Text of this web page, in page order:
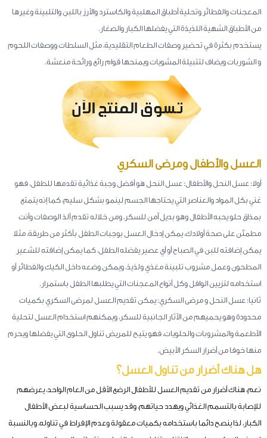
المعجنات والفطائر وتحلية أطباق المهلبية والكاسترد والأرز باللبن والتلبينة وغيرها
من الأطباق الشهية اللذيذة التي يفضلها الكبار والصغار.
يستخدم بكثرة في تحضير وصفات الطعام التقليدية، مثل السلطات ووصفات اللحوم
و الشوربات ويضاف لتتبيلة المشويات ويمنحها قوام رائع ورائحة منعشة.
العسل والأطفال ومرضى السكري
أولا: عسل النحل والأطفال: عسل النحل هو أفضل وجبة غذائية تقدمها للطفل، فهو
غني بكل المواد والعناصر التي يحتاجها الجسم لينمو بشكل سليم، كما إنه يتمتع
بمذاق حلو يحبه الأطفال وهو بديل آمن للسكر، ومن خلاله تقدم ألذ الوصفات وأنت
مطمئن على صحة أولادك، يمكن إدخال العسل بوجبات الطفل بأكثر من طريقة، مثلا
يمكن إضافته للبن في الصباح أو أي عصير يفضله الطفل، كما يمكن إضافته للشعير
المطحون وعمل مشروب تلبينة مغذي ولذيذ، ويمكن وضعه داخل الكيك والفطائر أو
استخدامه لتزيين الوافل وكل أنواع المعجنات التي يطلبها الطفل باستمرار.
ثانيا: عسل النحل و مرضى السكري: يمكن تقديم العسل لمرضى السكري بكميات
محدودة وهو يحميهم من الآثار الجانبية للسكر، ويمكنهم استخدام العسل لتحلية
الأطعمة والمشروبات والحلويات، فهو يتيح للمريض تناول الحلوى التي يفضلها ويحرم
منها خوفا من أضرار السكر الأبيض.
هل هناك أضرار من تناول العسل؟
نعم، هناك أضرار من تقديم العسل للأطفال الرضع الأقل من العام الواحد، يعرضهم
للإصابة بالتسمم الغذائي ويهدد حياتهم، وقد يسبب الحساسية لبعض الأطفال
الكبار، لذا ينصح دائما باستخدامه بكميات معقولة وعدم الإفراط في تناوله، وبالنسبة